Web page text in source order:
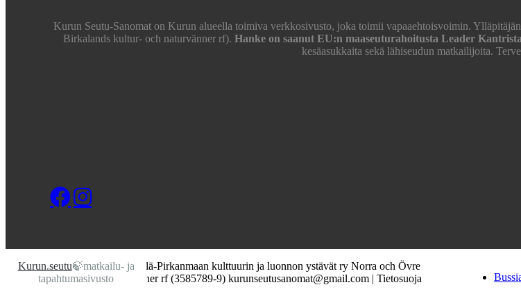
Kurun Seutu-Sanomat on Kurun alueella toimiva verkkosivusto, joka toimii vapaaehtoisvoimin.
Birkalands kultur- och naturvänner rf). Hanke on saanut EU:n maaseuturahoitusta Leader Kantrista
kesäasukkaita sekä lähiseudun matkailijoita.
© Copyright 2026 Pohjois- ja Ylä-Pirkanmaan kulttuurin ja luonnon ystävät ry Norra och Övre
Birkalands kultur- och naturvänner rf (3585789-9) kurunseutusanomat@gmail.com | Tietosuoja
Kurun.seutu🍃matkailu- ja
tapahtumasivusto